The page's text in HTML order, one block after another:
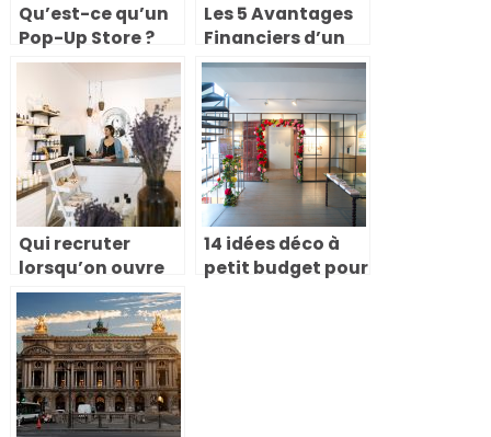
Qu’est-ce qu’un
Pop-Up Store ?
Les 5 Avantages
Financiers d’un
Pop-Up Store
Qui recruter
lorsqu’on ouvre
un pop-up store ?
14 idées déco à
petit budget pour